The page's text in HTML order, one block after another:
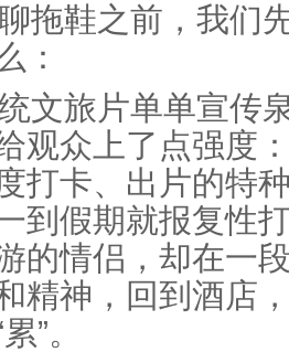
拖鞋之前，我们
：
文旅片单单宣传
观众上了点强度
打卡、出片的特
到假期就报复性
的情侣，却在一
精神，回到酒店
”。